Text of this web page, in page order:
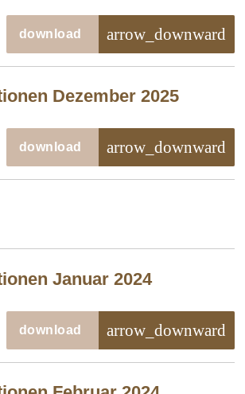
download
arrow_downward
Dezember 2025
download
arrow_downward
Januar 2024
download
arrow_downward